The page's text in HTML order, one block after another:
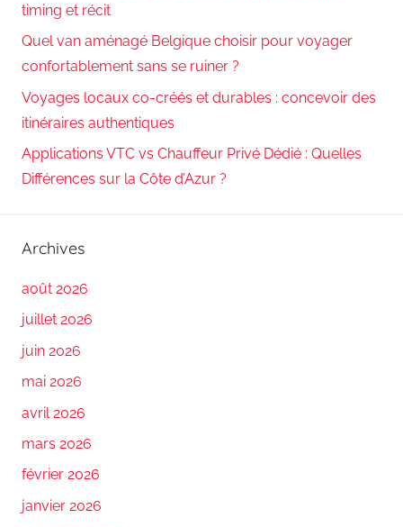
timing et récit
Quel van aménagé Belgique choisir pour voyager
confortablement sans se ruiner ?
Voyages locaux co-créés et durables : concevoir des
itinéraires authentiques
Applications VTC vs Chauffeur Privé Dédié : Quelles
Différences sur la Côte d’Azur ?
Archives
août 2026
juillet 2026
juin 2026
mai 2026
avril 2026
mars 2026
février 2026
janvier 2026